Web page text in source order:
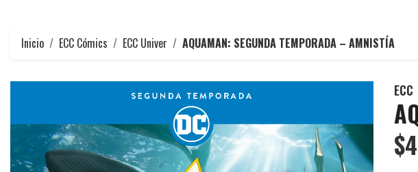
Inicio ECC Cómics ECC Univer AQUAMAN: SEGUNDA TEMPORADA – AMNISTÍA
ECC